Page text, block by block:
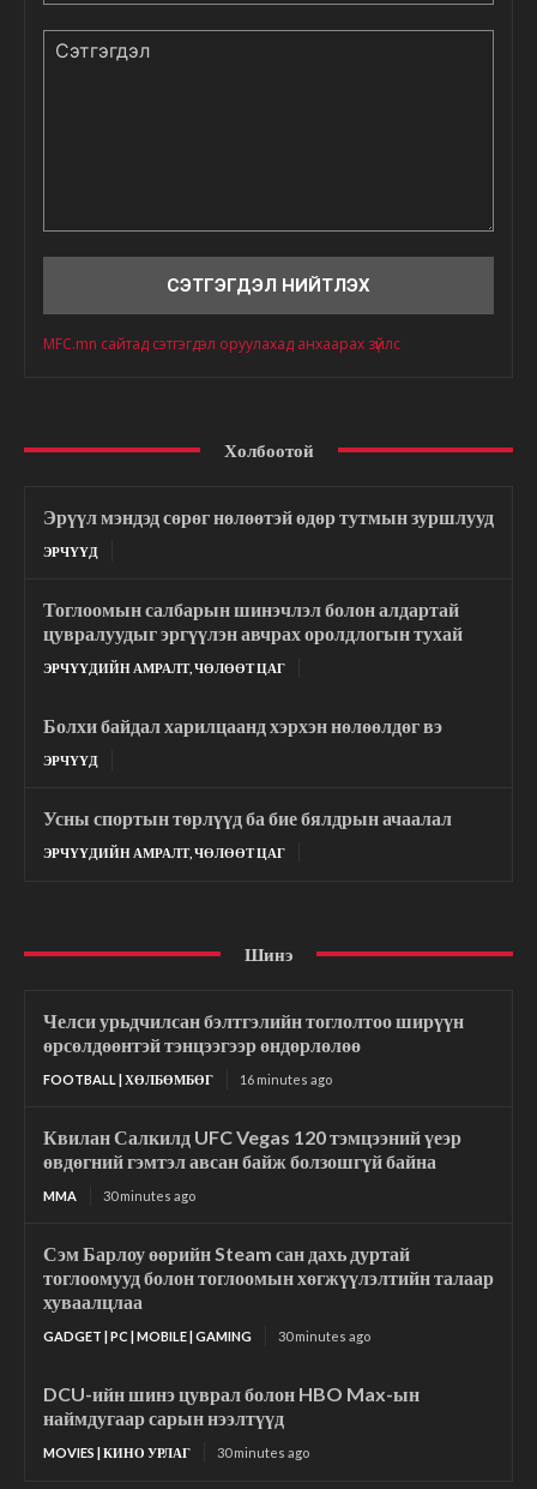
MFC.mn сайтад сэтгэгдэл оруулахад анхаарах зүйлс
Холбоотой
Эрүүл мэндэд сөрөг нөлөөтэй өдөр тутмын зуршлууд
ЭРЧҮҮД
Тоглоомын салбарын шинэчлэл болон алдартай
цувралуудыг эргүүлэн авчрах оролдлогын тухай
ЭРЧҮҮДИЙН АМРАЛТ, ЧӨЛӨӨТ ЦАГ
Болхи байдал харилцаанд хэрхэн нөлөөлдөг вэ
ЭРЧҮҮД
Усны спортын төрлүүд ба бие бялдрын ачаалал
ЭРЧҮҮДИЙН АМРАЛТ, ЧӨЛӨӨТ ЦАГ
Шинэ
Челси урьдчилсан бэлтгэлийн тоглолтоо ширүүн
өрсөлдөөнтэй тэнцээгээр өндөрлөлөө
FOOTBALL | ХӨЛБӨМБӨГ 16 minutes ago
Квилан Салкилд UFC Vegas 120 тэмцээний үеэр
өвдөгний гэмтэл авсан байж болзошгүй байна
MMA 30 minutes ago
Сэм Барлоу өөрийн Steam сан дахь дуртай
тоглоомууд болон тоглоомын хөгжүүлэлтийн талаар
хуваалцлаа
GADGET | PC | MOBILE | GAMING 30 minutes ago
DCU-ийн шинэ цуврал болон HBO Max-ын
наймдугаар сарын нээлтүүд
MOVIES | КИНО УРЛАГ 30 minutes ago